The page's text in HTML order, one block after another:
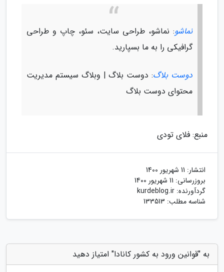
نماشو: نماشو، طراحی سایت، سئو، چاپ و طراحی
گرافیکی را به ما بسپارید.
دوست بلاگ: دوست بلاگ | وبلاگ سیستم مدیریت
محتوای دوست بلاگ
منبع: فلای تودی
انتشار: 11 شهریور 1400
بروزرسانی: 11 شهریور 1400
گردآورنده: kurdeblog.ir
شناسه مطلب: 133513
به "قوانین ورود به کشور کانادا" امتیاز دهید